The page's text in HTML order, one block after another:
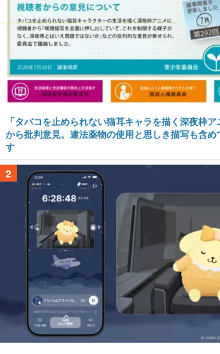
「タバコを止められない猫耳キャラを描く深夜枠
から批判意見。違法薬物の使用と思しき描写も含
す
2